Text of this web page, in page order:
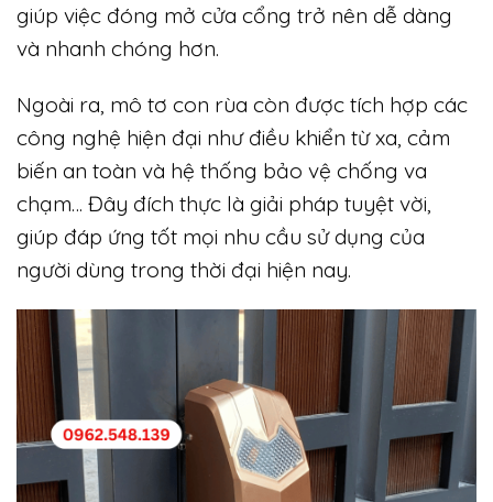
giúp việc đóng mở cửa cổng trở nên dễ dàng
và nhanh chóng hơn.
Ngoài ra, mô tơ con rùa còn được tích hợp các
công nghệ hiện đại như điều khiển từ xa, cảm
biến an toàn và hệ thống bảo vệ chống va
chạm… Đây đích thực là giải pháp tuyệt vời,
giúp đáp ứng tốt mọi nhu cầu sử dụng của
người dùng trong thời đại hiện nay.